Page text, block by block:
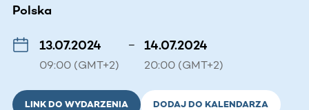
Polska
13.07.2024
09:00 (GMT+2)
– 14.07.2024
20:00 (GMT+2)
LINK DO WYDARZENIA DODAJ DO KALENDARZA